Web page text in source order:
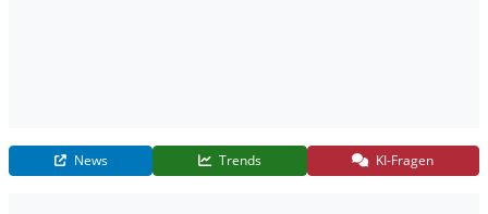
News Trends KI-Fragen